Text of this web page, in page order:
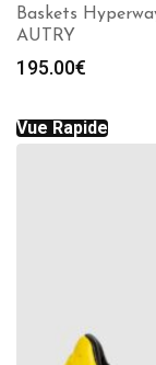
Baskets
AUTRY
195.00€
Vue Rapide